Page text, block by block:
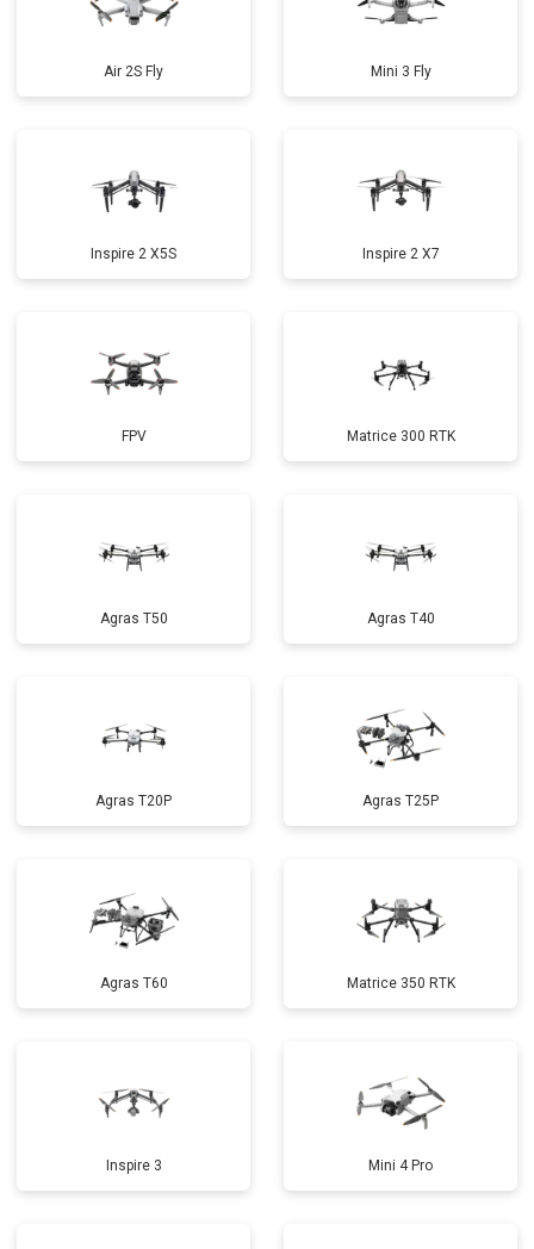
Air 2S Fly Mini 3 Fly
Inspire 2 X5S Inspire 2 X7
FPV Matrice 300 RTK
Agras T50 Agras T40
Agras T20P Agras T25P
Agras T60 Matrice 350 RTK
Inspire 3 Mini 4 Pro